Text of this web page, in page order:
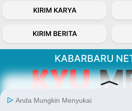
KIRIM KARYA
KIRIM BERITA
KABARBARU